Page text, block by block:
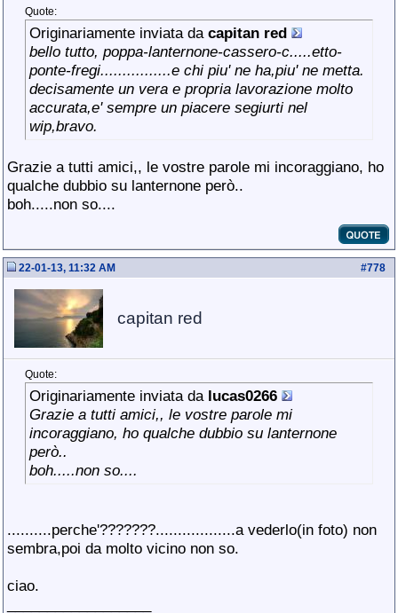
Quote:
Originariamente inviata da capitan red
bello tutto, poppa-lanternone-cassero-c.....etto-
ponte-fregi................e chi piu' ne ha,piu' ne metta.
decisamente un vera e propria lavorazione molto
accurata,e' sempre un piacere segiurti nel
wip,bravo.
Grazie a tutti amici,, le vostre parole mi incoraggiano, ho
qualche dubbio su lanternone però..
boh.....non so....
#778
22-01-13, 11:32 AM
capitan red
Quote:
Originariamente inviata da lucas0266
Grazie a tutti amici,, le vostre parole mi
incoraggiano, ho qualche dubbio su lanternone
però..
boh.....non so....
..........perche'???????..................a vederlo(in foto) non
sembra,poi da molto vicino non so.
ciao.